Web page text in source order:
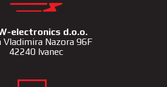
electronics d.o.o.
Vladimira Nazora 96F
42240 Ivanec